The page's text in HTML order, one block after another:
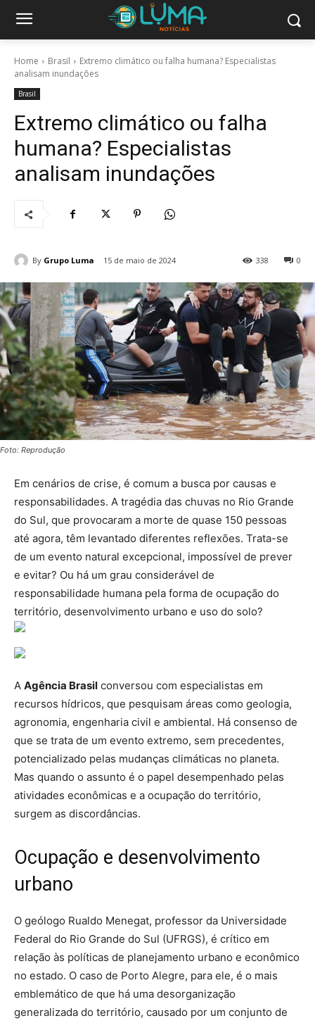
Home Brasil
Extremo climático ou falha humana? Especialistas
analisam inundações
Brasil
Extremo climático ou falha
humana? Especialistas
analisam inundações
By Grupo Luma 15 de maio de 2024 0
338
Foto: Reprodução
Em cenários de crise, é comum a busca por causas e
responsabilidades. A tragédia das chuvas no Rio Grande
do Sul, que provocaram a morte de quase 150 pessoas
até agora, têm levantado diferentes reflexões. Trata-se
de um evento natural excepcional, impossível de prever
e evitar? Ou há um grau considerável de
responsabilidade humana pela forma de ocupação do
território, desenvolvimento urbano e uso do solo?
A Agência Brasil conversou com especialistas em
recursos hídricos, que pesquisam áreas como geologia,
agronomia, engenharia civil e ambiental. Há consenso de
que se trata de um evento extremo, sem precedentes,
potencializado pelas mudanças climáticas no planeta.
Mas quando o assunto é o papel desempenhado pelas
atividades econômicas e a ocupação do território,
surgem as discordâncias.
Ocupação e desenvolvimento
urbano
O geólogo Rualdo Menegat, professor da Universidade
Federal do Rio Grande do Sul (UFRGS), é crítico em
relação às políticas de planejamento urbano e econômico
no estado. O caso de Porto Alegre, para ele, é o mais
emblemático de que há uma desorganização
generalizada do território, causado por um conjunto de